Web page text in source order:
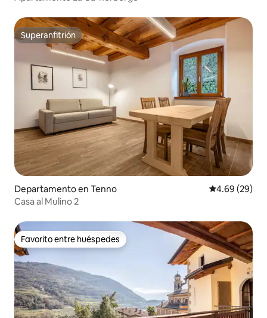
Superanfitrión
Superanfitrión
Departamento en Tenno Calificación
4.69 (29)
Casa al Mulino 2
Favorito entre huéspedes
Favorito entre huéspedes